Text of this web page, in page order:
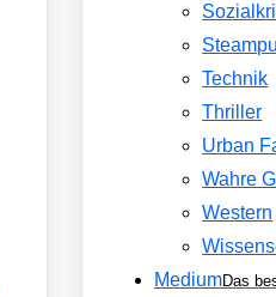
Technik
Thriller
Urban
Wahre
Western
MediumDas